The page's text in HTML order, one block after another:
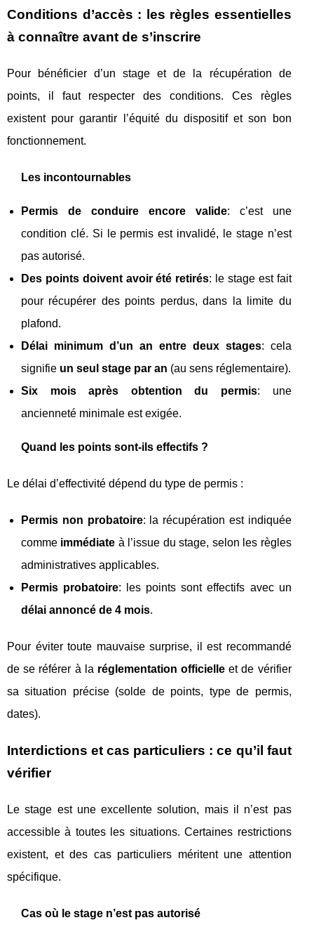
Conditions d’accès : les règles essentielles
à connaître avant de s’inscrire
Pour bénéficier d’un stage et de la récupération de
points, il faut respecter des conditions. Ces règles
existent pour garantir l’équité du dispositif et son bon
fonctionnement.
Les incontournables
Permis de conduire encore valide: c’est une
condition clé. Si le permis est invalidé, le stage n’est
pas autorisé.
Des points doivent avoir été retirés: le stage est fait
pour récupérer des points perdus, dans la limite du
plafond.
Délai minimum d’un an entre deux stages: cela
signifie un seul stage par an (au sens réglementaire).
Six mois après obtention du permis: une
ancienneté minimale est exigée.
Quand les points sont-ils effectifs ?
Le délai d’effectivité dépend du type de permis :
Permis non probatoire: la récupération est indiquée
comme immédiate à l’issue du stage, selon les règles
administratives applicables.
Permis probatoire: les points sont effectifs avec un
délai annoncé de 4 mois.
Pour éviter toute mauvaise surprise, il est recommandé
de se référer à la réglementation officielle et de vérifier
sa situation précise (solde de points, type de permis,
dates).
Interdictions et cas particuliers : ce qu’il faut
vérifier
Le stage est une excellente solution, mais il n’est pas
accessible à toutes les situations. Certaines restrictions
existent, et des cas particuliers méritent une attention
spécifique.
Cas où le stage n’est pas autorisé